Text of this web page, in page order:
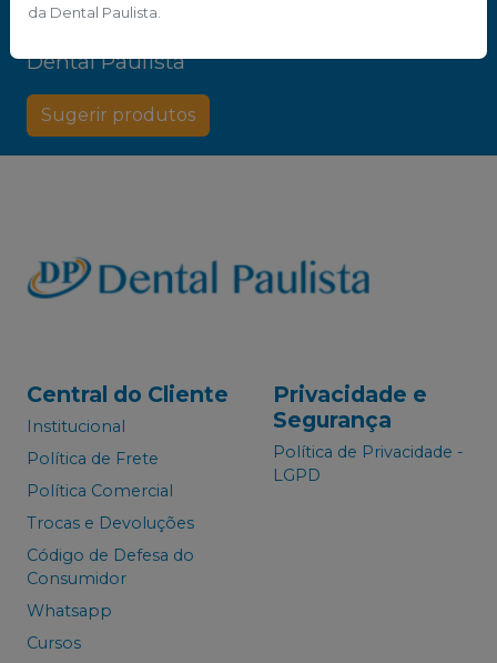
Dental Paulista
Sugerir produtos
Central do Cliente
Institucional
Política de Frete
Política Comercial
Trocas e Devoluções
Código de Defesa do
Consumidor
Whatsapp
Cursos
Privacidade e
Segurança
Política de Privacidade -
LGPD
da Dental Paulista.